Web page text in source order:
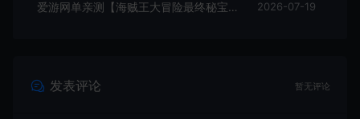
爱游网单亲测【海贼王大冒险最终秘宝】最新整理单机修复版 带网页GM充值物品后台 回合制抽卡模拟器手游 虚拟机一键端视频教学+手工端文本教学 2026-07-19
发表评论 暂无评论